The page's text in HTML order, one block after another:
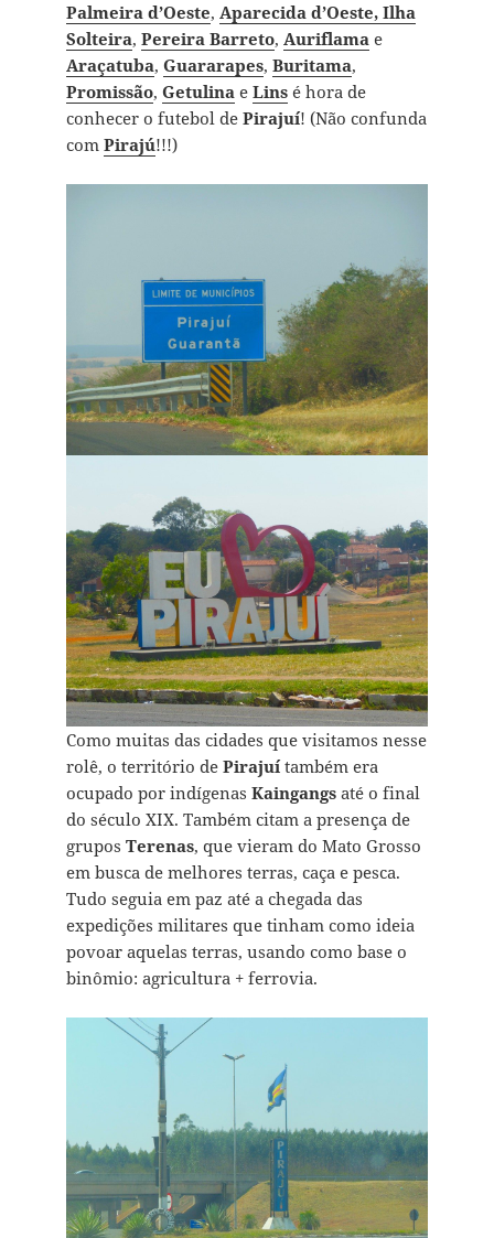
Palmeira d’Oeste, Aparecida d’Oeste, Ilha
Solteira, Pereira Barreto, Auriflamae
Araçatuba, Guararapes, Buritama,
Promissão, Getulinae Linsé hora de
conhecer o futebol de Pirajuí! (Não confunda
com Pirajú!!!)
Como muitas das cidades que visitamos nesse
rolê, o território de Pirajuítambém era
ocupado por indígenas Kaingangsaté o final
do século XIX. Também citam a presença de
grupos Terenas, que vieram do Mato Grosso
em busca de melhores terras, caça e pesca.
Tudo seguia em paz até a chegada das
expedições militares que tinham como ideia
povoar aquelas terras, usando como base o
binômio: agricultura + ferrovia.